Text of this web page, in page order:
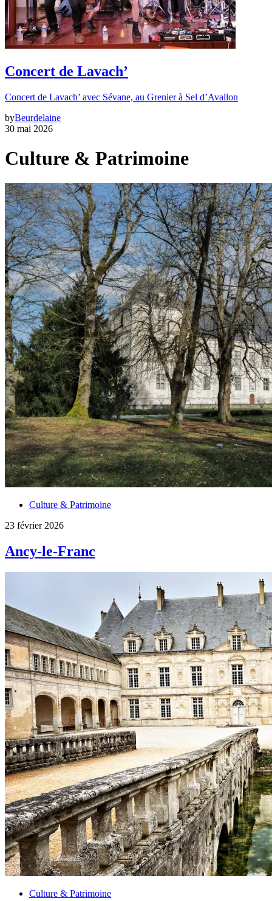
Concert de Lavach’
Concert de Lavach’ avec Sévane, au Grenier à Sel d’Avallon
byBeurdelaine
30 mai 2026
Culture & Patrimoine
Culture & Patrimoine
23 février 2026
Ancy-le-Franc
Culture & Patrimoine